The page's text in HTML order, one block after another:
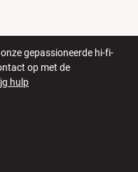
gepassioneerde hi-fi-
op met de
hulp